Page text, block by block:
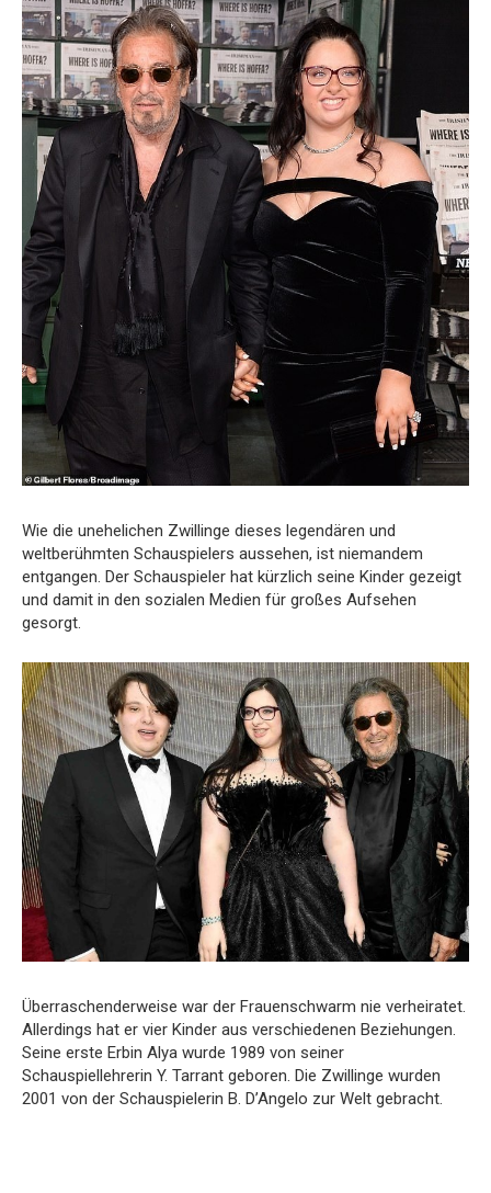
Wie die unehelichen Zwillinge dieses legendären und
weltberühmten Schauspielers aussehen, ist niemandem
entgangen. Der Schauspieler hat kürzlich seine Kinder gezeigt
und damit in den sozialen Medien für großes Aufsehen
gesorgt.
Überraschenderweise war der Frauenschwarm nie verheiratet.
Allerdings hat er vier Kinder aus verschiedenen Beziehungen.
Seine erste Erbin Alya wurde 1989 von seiner
Schauspiellehrerin Y. Tarrant geboren. Die Zwillinge wurden
2001 von der Schauspielerin B. D’Angelo zur Welt gebracht.